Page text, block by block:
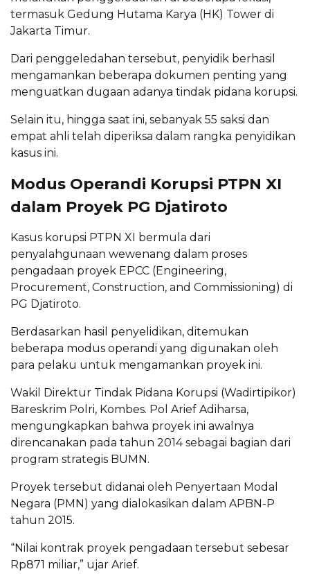
termasuk Gedung Hutama Karya (HK) Tower di
Jakarta Timur.
Dari penggeledahan tersebut, penyidik berhasil
mengamankan beberapa dokumen penting yang
menguatkan dugaan adanya tindak pidana korupsi.
Selain itu, hingga saat ini, sebanyak 55 saksi dan
empat ahli telah diperiksa dalam rangka penyidikan
kasus ini.
Modus Operandi Korupsi PTPN XI
dalam Proyek PG Djatiroto
Kasus korupsi PTPN XI bermula dari
penyalahgunaan wewenang dalam proses
pengadaan proyek EPCC (Engineering,
Procurement, Construction, and Commissioning) di
PG Djatiroto.
Berdasarkan hasil penyelidikan, ditemukan
beberapa modus operandi yang digunakan oleh
para pelaku untuk mengamankan proyek ini.
Wakil Direktur Tindak Pidana Korupsi (Wadirtipikor)
Bareskrim Polri, Kombes. Pol Arief Adiharsa,
mengungkapkan bahwa proyek ini awalnya
direncanakan pada tahun 2014 sebagai bagian dari
program strategis BUMN.
Proyek tersebut didanai oleh Penyertaan Modal
Negara (PMN) yang dialokasikan dalam APBN-P
tahun 2015.
“Nilai kontrak proyek pengadaan tersebut sebesar
Rp871 miliar,” ujar Arief.